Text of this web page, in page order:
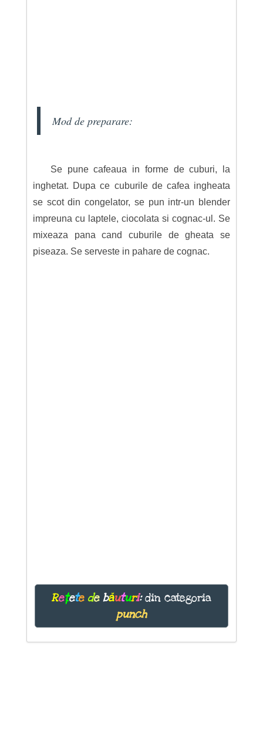
Mod de preparare:
Se pune cafeaua in forme de cuburi, la
inghetat. Dupa ce cuburile de cafea ingheata
se scot din congelator, se pun intr-un blender
impreuna cu laptele, ciocolata si cognac-ul. Se
mixeaza pana cand cuburile de gheata se
piseaza. Se serveste in pahare de cognac.
Rețete de băuturi:din categoria
punch